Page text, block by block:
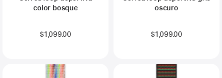
color bosque
$1,099.00
oscuro
$1,099.00